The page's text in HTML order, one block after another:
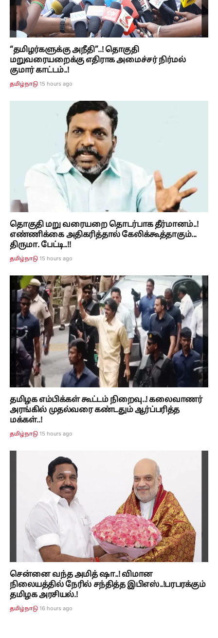
“தமிழர்களுக்கு அநீதி”..! தொகுதி
மறுவரையறைக்கு எதிராக அமைச்சர் நிர்மல்
குமார் காட்டம்..!
தமிழ்நாடு 15 hours ago
தொகுதி மறு வரையறை தொடர்பாக தீர்மானம்..!
எண்ணிக்கை அதிகரித்தால் கேலிக்கூத்தாகும்...
திருமா. பேட்டி..!!
தமிழ்நாடு 15 hours ago
தமிழக எம்பிக்கள் கூட்டம் நிறைவு..! கலைவாணர்
அரங்கில் முதல்வரை கண்டதும் ஆர்ப்பரித்த
மக்கள்..!
தமிழ்நாடு 15 hours ago
சென்னை வந்த அமித் ஷா..! விமான
நிலையத்தில் நேரில் சந்தித்த இபிஎஸ்..!பரபரக்கும்
தமிழக அரசியல்.!
தமிழ்நாடு 16 hours ago